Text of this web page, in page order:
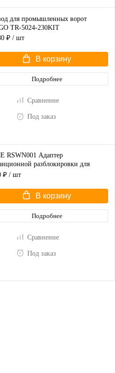
для промышленных ворот
TR-5024-230KIT
₽ / шт
В корзину
Подробнее
Сравнение
Под заказ
RSWN001 Адаптер
разблокировки для
ворот
₽ / шт
В корзину
Подробнее
Сравнение
Под заказ